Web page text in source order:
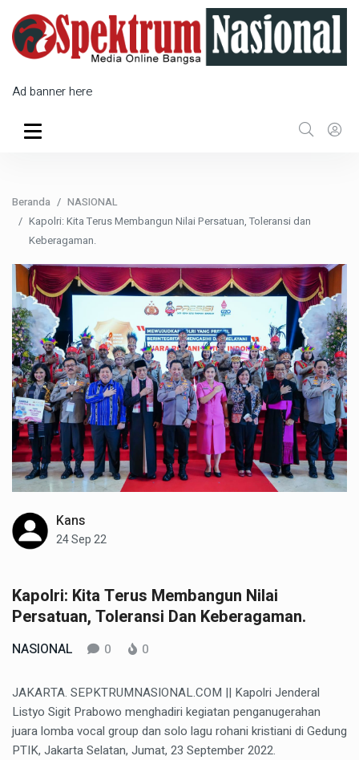
Ad banner here
Beranda
NASIONAL
Kapolri: Kita Terus Membangun Nilai Persatuan, Toleransi dan
Keberagaman.
Kans
24 Sep 22
Kapolri: Kita Terus Membangun Nilai
Persatuan, Toleransi Dan Keberagaman.
NASIONAL 0 0
JAKARTA. SEPKTRUMNASIONAL.COM || Kapolri Jenderal
Listyo Sigit Prabowo menghadiri kegiatan penganugerahan
juara lomba vocal group dan solo lagu rohani kristiani di Gedung
PTIK, Jakarta Selatan, Jumat, 23 September 2022.